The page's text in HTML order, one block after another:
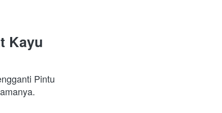
Kayu
Pintu